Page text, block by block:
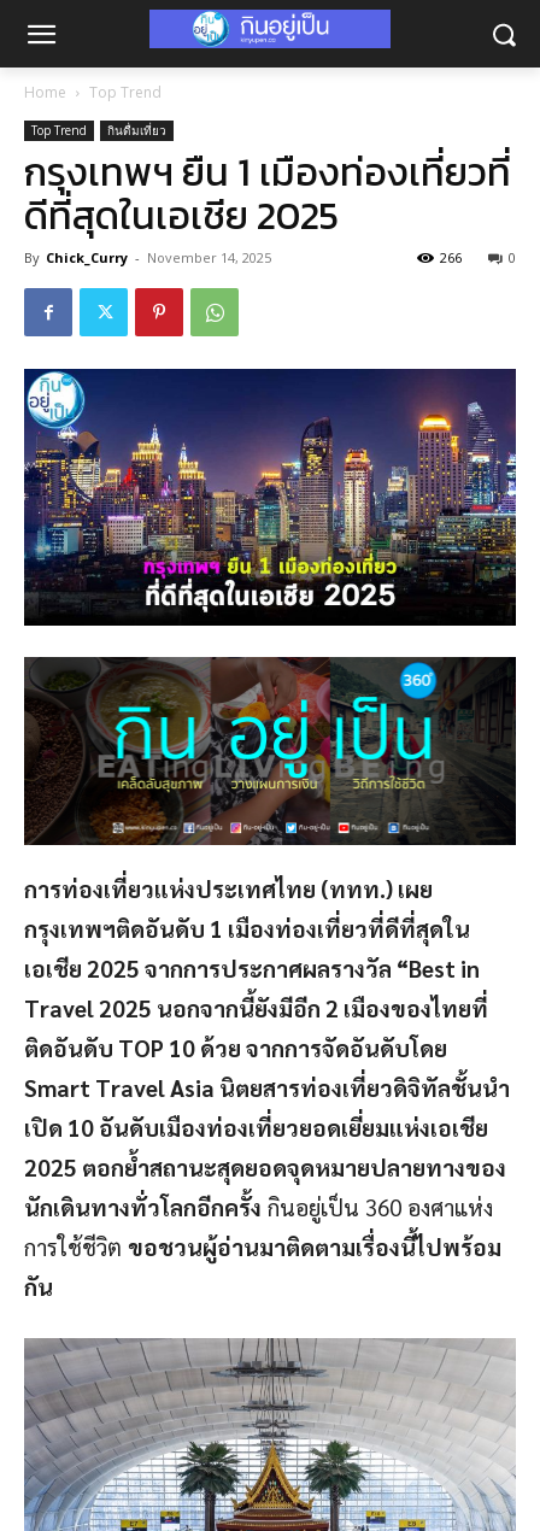
Home Top Trend
Top Trend กินดื่มเที่ยว
กรุงเทพฯ ยืน 1 เมืองท่องเที่ยวที่
ดีที่สุดในเอเชีย 2025
By Chick_Curry - November 14, 2025 0
266
การท่องเที่ยวแห่งประเทศไทย (ททท.) เผย
กรุงเทพฯติดอันดับ 1 เมืองท่องเที่ยวที่ดีที่สุดใน
เอเชีย 2025 จากการประกาศผลรางวัล “Best in
Travel 2025 นอกจากนี้ยังมีอีก 2 เมืองของไทยที่
ติดอันดับ TOP 10 ด้วย จากการจัดอันดับโดย
Smart Travel Asia นิตยสารท่องเที่ยวดิจิทัลชั้นนำ
เปิด 10 อันดับเมืองท่องเที่ยวยอดเยี่ยมแห่งเอเชีย
2025 ตอกย้ำสถานะสุดยอดจุดหมายปลายทางของ
นักเดินทางทั่วโลกอีกครั้ง กินอยู่เป็น 360 องศาแห่ง
การใช้ชีวิต ขอชวนผู้อ่านมาติดตามเรื่องนี้ไปพร้อม
กัน